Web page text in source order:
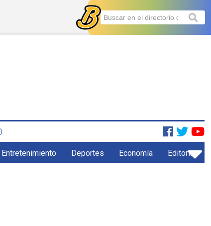
Deportes Economía Editorial